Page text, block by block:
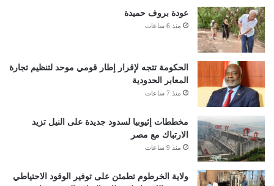
عودة بروف حميدة
منذ 6 ساعات
الحكومة تتجه لإقرار إطار قومي موحد لتنظيم تجارة
المعابر الحدودية
منذ 7 ساعات
مخططات إثيوبيا لسدود جديدة على النيل تزيد
الارتباك مع مصر
منذ 9 ساعات
ولاية الخرطوم تطمئن على توفير الوقود الاحتياطي